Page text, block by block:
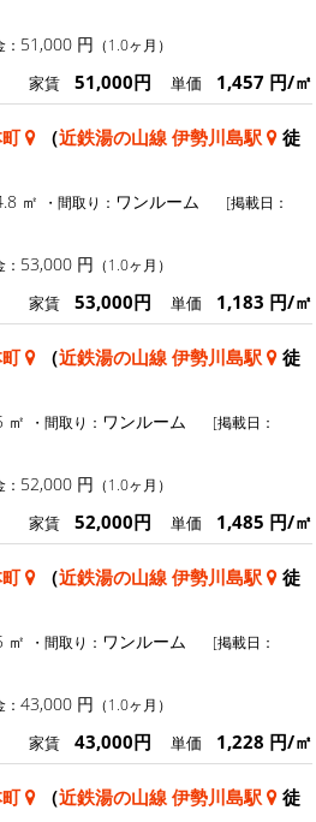
： 51,000 円 （1.0ヶ月）
家賃 51,000円 単価 1,457 円/㎡
（近鉄湯の山線 伊勢川島駅
徒
㎡ ・間取り： ワンルーム
[掲載日：
： 53,000 円 （1.0ヶ月）
家賃 53,000円 単価 1,183 円/㎡
（近鉄湯の山線 伊勢川島駅
徒
㎡ ・間取り： ワンルーム
[掲載日：
： 52,000 円 （1.0ヶ月）
家賃 52,000円 単価 1,485 円/㎡
（近鉄湯の山線 伊勢川島駅
徒
㎡ ・間取り： ワンルーム
[掲載日：
： 43,000 円 （1.0ヶ月）
家賃 43,000円 単価 1,228 円/㎡
（近鉄湯の山線 伊勢川島駅
徒